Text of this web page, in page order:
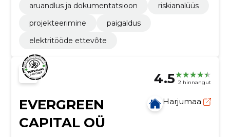
aruandlus ja dokumentatsioon
riskianalüüs
projekteerimine
paigaldus
elektritööde ettevõte
4.5 2 hinnangut
EVERGREEN
CAPITAL OÜ
Harjumaa